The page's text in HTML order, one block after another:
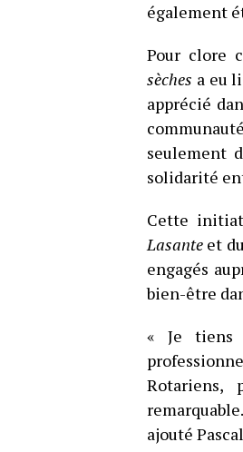
également
Pour clore
sèches a eu
apprécié
seulement
solidarité
Cette
Lasante et
engagés
bien-être
« Je tiens
Rotariens,
ajouté